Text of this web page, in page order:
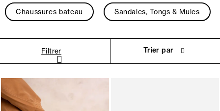
Chaussures bateau Sandales, Tongs & Mules
Filtrer Trier par